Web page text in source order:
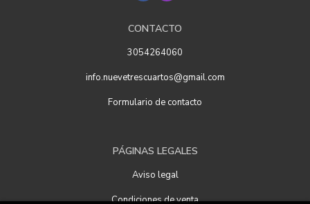
CONTACTO
3054264060
info.nuevetrescuartos@gmail.com
Formulario de contacto
PÁGINAS LEGALES
Aviso legal
Condiciones de venta